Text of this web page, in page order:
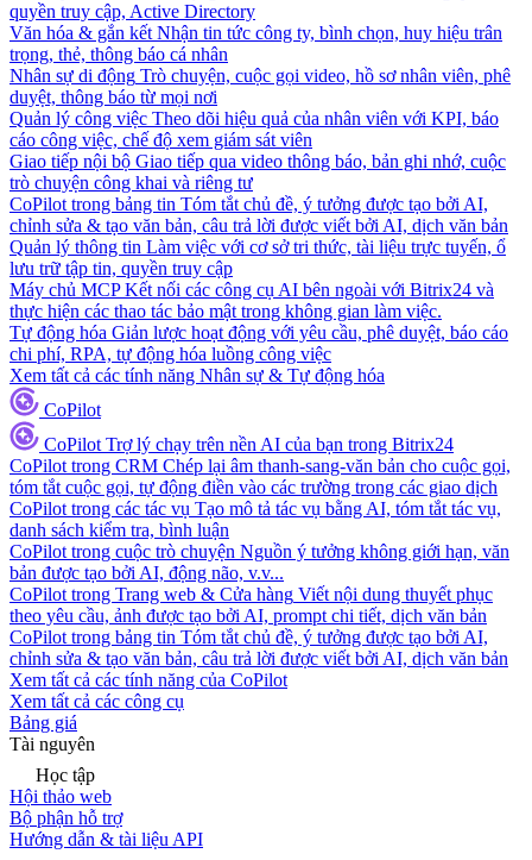
quyền truy cập, Active Directory
Văn hóa & gắn kết Nhận tin tức công ty, bình chọn, huy hiệu trân
trọng, thẻ, thông báo cá nhân
Nhân sự di động Trò chuyện, cuộc gọi video, hồ sơ nhân viên, phê
duyệt, thông báo từ mọi nơi
Quản lý công việc Theo dõi hiệu quả của nhân viên với KPI, báo
cáo công việc, chế độ xem giám sát viên
Giao tiếp nội bộ Giao tiếp qua video thông báo, bản ghi nhớ, cuộc
trò chuyện công khai và riêng tư
CoPilot trong bảng tin Tóm tắt chủ đề, ý tưởng được tạo bởi AI,
chỉnh sửa & tạo văn bản, câu trả lời được viết bởi AI, dịch văn bản
Quản lý thông tin Làm việc với cơ sở tri thức, tài liệu trực tuyến, ổ
lưu trữ tập tin, quyền truy cập
Máy chủ MCP Kết nối các công cụ AI bên ngoài với Bitrix24 và
thực hiện các thao tác bảo mật trong không gian làm việc.
Tự động hóa Giản lược hoạt động với yêu cầu, phê duyệt, báo cáo
chi phí, RPA, tự động hóa luồng công việc
Xem tất cả các tính năng Nhân sự & Tự động hóa
CoPilot
CoPilot Trợ lý chạy trên nền AI của bạn trong Bitrix24
CoPilot trong CRM Chép lại âm thanh-sang-văn bản cho cuộc gọi,
tóm tắt cuộc gọi, tự động điền vào các trường trong các giao dịch
CoPilot trong các tác vụ Tạo mô tả tác vụ bằng AI, tóm tắt tác vụ,
danh sách kiểm tra, bình luận
CoPilot trong cuộc trò chuyện Nguồn ý tưởng không giới hạn, văn
bản được tạo bởi AI, động não, v.v...
CoPilot trong Trang web & Cửa hàng Viết nội dung thuyết phục
theo yêu cầu, ảnh được tạo bởi AI, prompt chi tiết, dịch văn bản
CoPilot trong bảng tin Tóm tắt chủ đề, ý tưởng được tạo bởi AI,
chỉnh sửa & tạo văn bản, câu trả lời được viết bởi AI, dịch văn bản
Xem tất cả các tính năng của CoPilot
Xem tất cả các công cụ
Bảng giá
Tài nguyên
Học tập
Hội thảo web
Bộ phận hỗ trợ
Hướng dẫn & tài liệu API